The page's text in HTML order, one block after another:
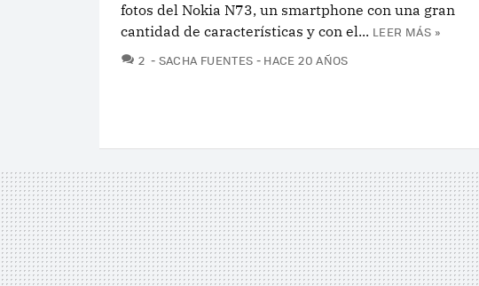
fotos del Nokia N73, un smartphone con una gran
cantidad de características y con el... LEER MÁS »
2 COMENTARIOS
SACHA FUENTES HACE 20 AÑOS